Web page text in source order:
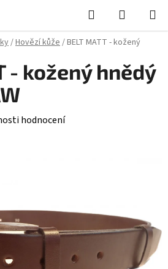
Hledat
KOŠÍK
/Hovězí kůže/BELT MATT - kožený
- kožený hnědý
hodnocení